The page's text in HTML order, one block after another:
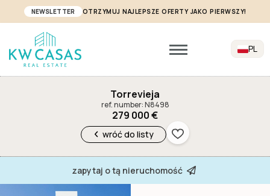
NEWSLETTER OTRZYMUJ NAJLEPSZE OFERTY JAKO PIERWSZY!
PL
Torrevieja
ref. number: N8498
279 000 €
wróć do listy
zapytaj o tą nieruchomość